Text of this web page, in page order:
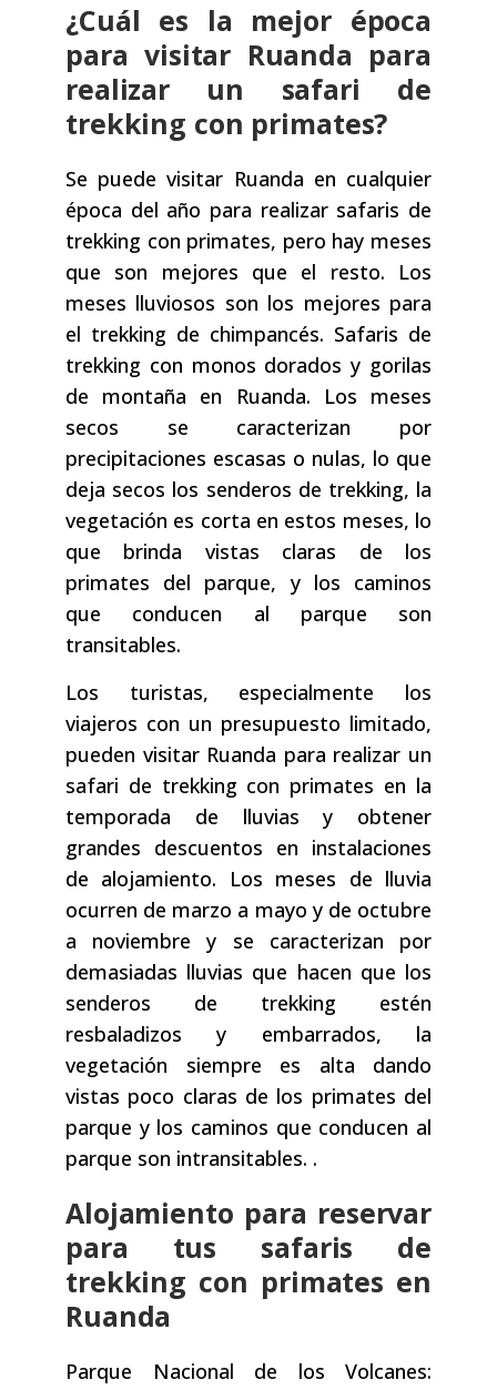
¿Cuál es la mejor época
para visitar Ruanda para
realizar un safari de
trekking con primates?
Se puede visitar Ruanda en cualquier
época del año para realizar safaris de
trekking con primates, pero hay meses
que son mejores que el resto. Los
meses lluviosos son los mejores para
el trekking de chimpancés. Safaris de
trekking con monos dorados y gorilas
de montaña en Ruanda. Los meses
secos se caracterizan por
precipitaciones escasas o nulas, lo que
deja secos los senderos de trekking, la
vegetación es corta en estos meses, lo
que brinda vistas claras de los
primates del parque, y los caminos
que conducen al parque son
transitables.
Los turistas, especialmente los
viajeros con un presupuesto limitado,
pueden visitar Ruanda para realizar un
safari de trekking con primates en la
temporada de lluvias y obtener
grandes descuentos en instalaciones
de alojamiento. Los meses de lluvia
ocurren de marzo a mayo y de octubre
a noviembre y se caracterizan por
demasiadas lluvias que hacen que los
senderos de trekking estén
resbaladizos y embarrados, la
vegetación siempre es alta dando
vistas poco claras de los primates del
parque y los caminos que conducen al
parque son intransitables. .
Alojamiento para reservar
para tus safaris de
trekking con primates en
Ruanda
Parque Nacional de los Volcanes: